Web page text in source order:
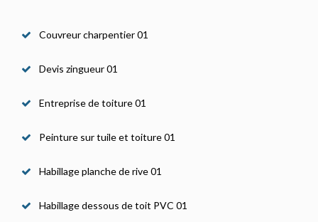
Couvreur charpentier 01
Devis zingueur 01
Entreprise de toiture 01
Peinture sur tuile et toiture 01
Habillage planche de rive 01
Habillage dessous de toit PVC 01